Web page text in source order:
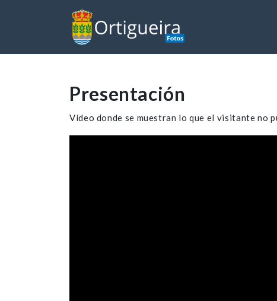
Presentación
Vídeo donde se muestran lo que el visitante no